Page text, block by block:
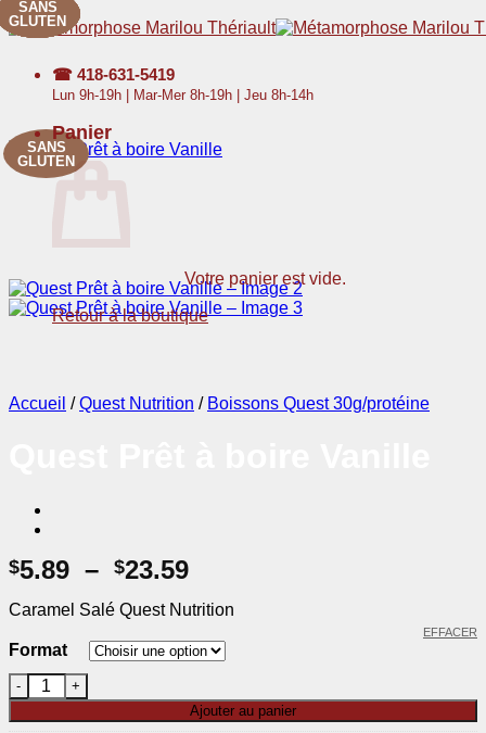
Passer
au
☎ 418-631-5419
Lun 9h-19h | Mar-Mer 8h-19h | Jeu 8h-14h
Panier
Votre panier est vide.
Retour à la boutique
SANS
GLUTEN
Accueil / Quest Nutrition / Boissons Quest 30g/protéine
$5.89 – $23.59Plage
prix :
$5.89
$23.59
Caramel Salé Quest Nutrition
Format
EFFACER
quantité de Quest Prêt à boire Vanille
Ajouter au panier
SANS
GLUTEN
SANS
GLUTEN
SANS
GLUTEN
SANS
GLUTEN
SANS
GLUTEN
SANS
GLUTEN
SANS
GLUTEN
SANS
GLUTEN